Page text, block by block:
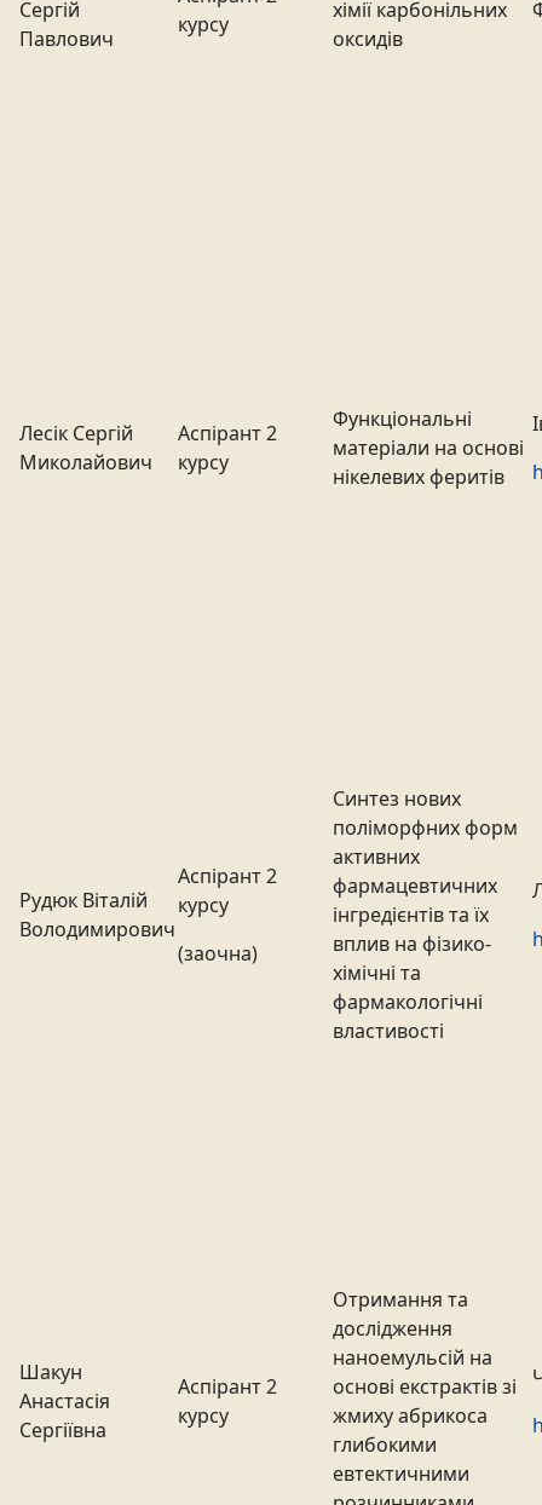
Сергій
Павлович
курсу
хімії карбонільних
оксидів
Лесік Сергій
Миколайович
Аспірант 2
курсу
Функціональні
матеріали на основі
нікелевих феритів
Рудюк Віталій
Володимирович
Аспірант 2
курсу
(заочна)
Синтез нових
поліморфних форм
активних
фармацевтичних
інгредієнтів та їх
вплив на фізико-
хімічні та
фармакологічні
властивості
Шакун
Анастасія
Сергіївна
Аспірант 2
курсу
Отримання та
дослідження
наноемульсій на
основі екстрактів зі
жмиху абрикоса
глибокими
евтектичними